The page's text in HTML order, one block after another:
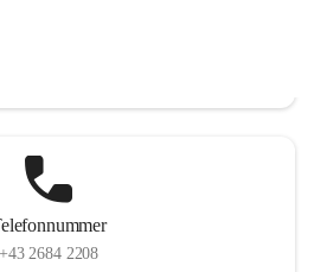
+43 2684 2208